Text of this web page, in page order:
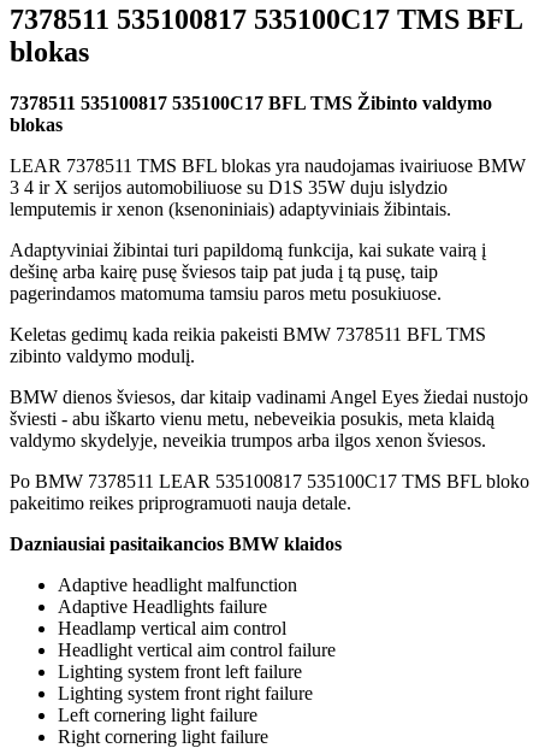
7378511 535100817 535100C17 TMS BFL
blokas
7378511 535100817 535100C17 BFL TMS Žibinto valdymo
blokas
LEAR 7378511 TMS BFL blokas yra naudojamas ivairiuose BMW
3 4 ir X serijos automobiliuose su D1S 35W duju islydzio
lemputemis ir xenon (ksenoniniais) adaptyviniais žibintais.
Adaptyviniai žibintai turi papildomą funkcija, kai sukate vairą į
dešinę arba kairę pusę šviesos taip pat juda į tą pusę, taip
pagerindamos matomuma tamsiu paros metu posukiuose.
Keletas gedimų kada reikia pakeisti BMW 7378511 BFL TMS
zibinto valdymo modulį.
BMW dienos šviesos, dar kitaip vadinami Angel Eyes žiedai nustojo
šviesti - abu iškarto vienu metu, nebeveikia posukis, meta klaidą
valdymo skydelyje, neveikia trumpos arba ilgos xenon šviesos.
Po BMW 7378511 LEAR 535100817 535100C17 TMS BFL bloko
pakeitimo reikes priprogramuoti nauja detale.
Dazniausiai pasitaikancios BMW klaidos
Adaptive headlight malfunction
Adaptive Headlights failure
Headlamp vertical aim control
Headlight vertical aim control failure
Lighting system front left failure
Lighting system front right failure
Left cornering light failure
Right cornering light failure